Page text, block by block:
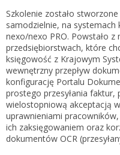
KSeF w Rachmistrzu
Portal Dokumentów z
Portal Dokumentów z
rachunkowych
Logowanie do
Login
Hasło
Zapomniałem hasła
Szkolenie zostało
samodzielnie, na systemach
nexo/nexo PRO. Powstało
przedsiębiorstwach, które
księgowość z Krajowym
wewnętrzny przepływ
konfigurację Portalu
prostego przesyłania
wielostopniową akceptacją
uprawnieniami
ich zaksięgowaniem oraz
dokumentów OCR